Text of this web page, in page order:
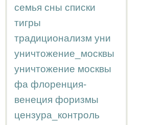
семья сны списки
тигры
традиционализм уни
уничтожение_москвы
уничтожение москвы
фа флоренция-
венеция форизмы
цензура_контроль